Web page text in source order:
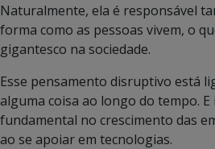
Naturalmente, ela é responsável
forma como as pessoas vivem, o
gigantesco na sociedade.
Esse pensamento disruptivo está
alguma coisa ao longo do tempo.
fundamental no crescimento das
ao se apoiar em tecnologias.